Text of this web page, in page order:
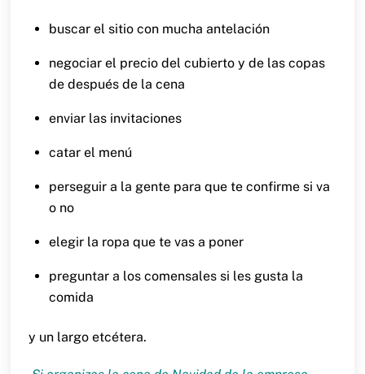
buscar el sitio con mucha antelación
negociar el precio del cubierto y de las copas
de después de la cena
enviar las invitaciones
catar el menú
perseguir a la gente para que te confirme si va
o no
elegir la ropa que te vas a poner
preguntar a los comensales si les gusta la
comida
y un largo etcétera.